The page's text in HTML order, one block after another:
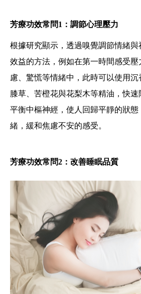
芳療功效常問1：調節心理壓力
根據研究顯示，透過嗅覺調節情緒
效益的方法，例如在第一時間感受壓
慮、驚慌等情緒中，此時可以使用
膝草、苦橙花與花梨木等精油，快速
平衡中樞神經，使人回歸平靜的狀
緒，緩和焦慮不安的感受。
芳療功效常問2：改善睡眠品質